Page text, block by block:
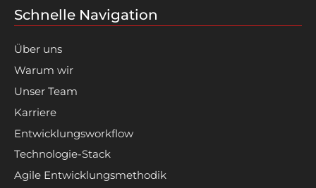
Schnelle Navigation
Über uns
Warum wir
Unser Team
Karriere
Entwicklungsworkflow
Technologie-Stack
Agile Entwicklungsmethodik